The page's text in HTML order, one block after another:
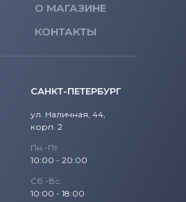
О МАГАЗИНЕ
КОНТАКТЫ
САНКТ-ПЕТЕРБУРГ
ул. Наличная, 44,
корп. 2
Пн.-Пт.
10:00 - 20:00
Сб.-Вс.
10:00 - 18:00